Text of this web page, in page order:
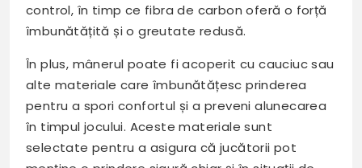
control, în timp ce fibra de carbon oferă o forță
îmbunătățită și o greutate redusă.
În plus, mânerul poate fi acoperit cu cauciuc sau
alte materiale care îmbunătățesc prinderea
pentru a spori confortul și a preveni alunecarea
în timpul jocului. Aceste materiale sunt
selectate pentru a asigura că jucătorii pot